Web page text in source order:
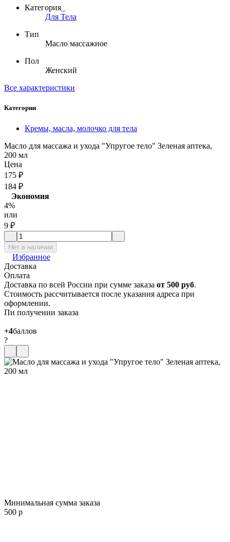
Категория_
Для Тела
Тип
Масло массажное
Пол
Женский
Все характеристики
Категории
Кремы, масла, молочко для тела
Масло для массажа и ухода "Упругое тело" Зеленая аптека,
200 мл
Цена
175 ₽
184 ₽
Экономия
4%
или
9 ₽
Нет в наличии
Избранное
Доставка
Оплата
Доставка по всей России при сумме заказа от 500 руб.
Стоимость рассчитывается после указания адреса при
оформлении.
Пи получении заказа
+4баллов
?
Минимальная сумма заказа
500 р